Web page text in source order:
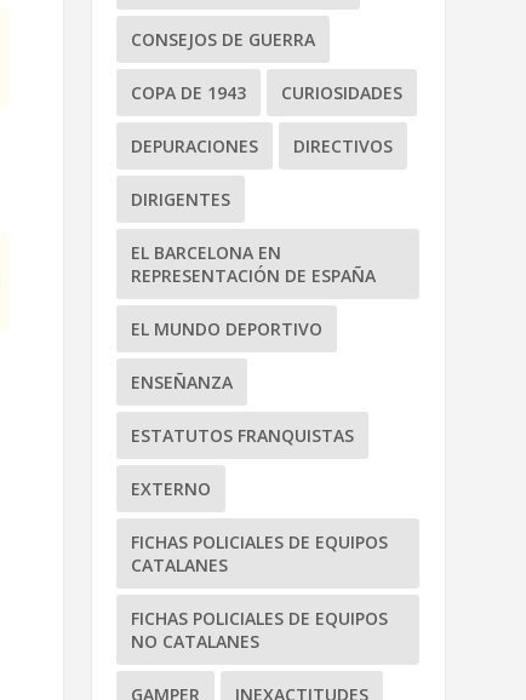
CONSEJOS DE GUERRA
COPA DE 1943 CURIOSIDADES
DEPURACIONES DIRECTIVOS
DIRIGENTES
EL BARCELONA EN
REPRESENTACIÓN DE ESPAÑA
EL MUNDO DEPORTIVO
ENSEÑANZA
ESTATUTOS FRANQUISTAS
EXTERNO
FICHAS POLICIALES DE EQUIPOS
CATALANES
FICHAS POLICIALES DE EQUIPOS
NO CATALANES
GAMPER INEXACTITUDES